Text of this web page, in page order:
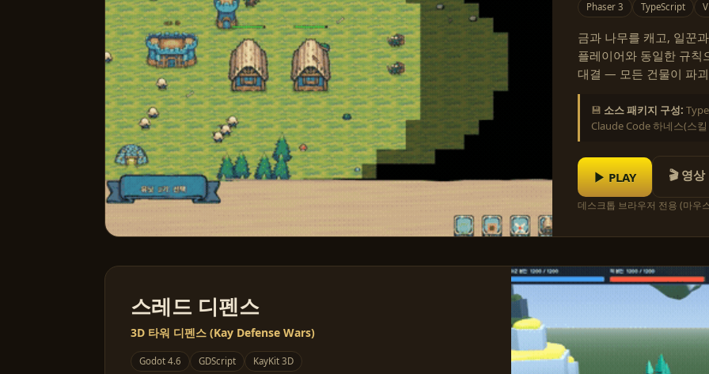
Phaser 3 TypeScript
금과 나무를 캐고, 일꾼
플레이어와 동일한 규칙
대결 — 모든 건물이 파
💾 소스 패키지 구성:
Claude Code 하네스(스
▶ PLAY 🎬 영상
데스크톱 브라우저 전용 (마우
스레드 디펜스
3D 타워 디펜스 (Kay Defense Wars)
Godot 4.6 GDScript KayKit 3D